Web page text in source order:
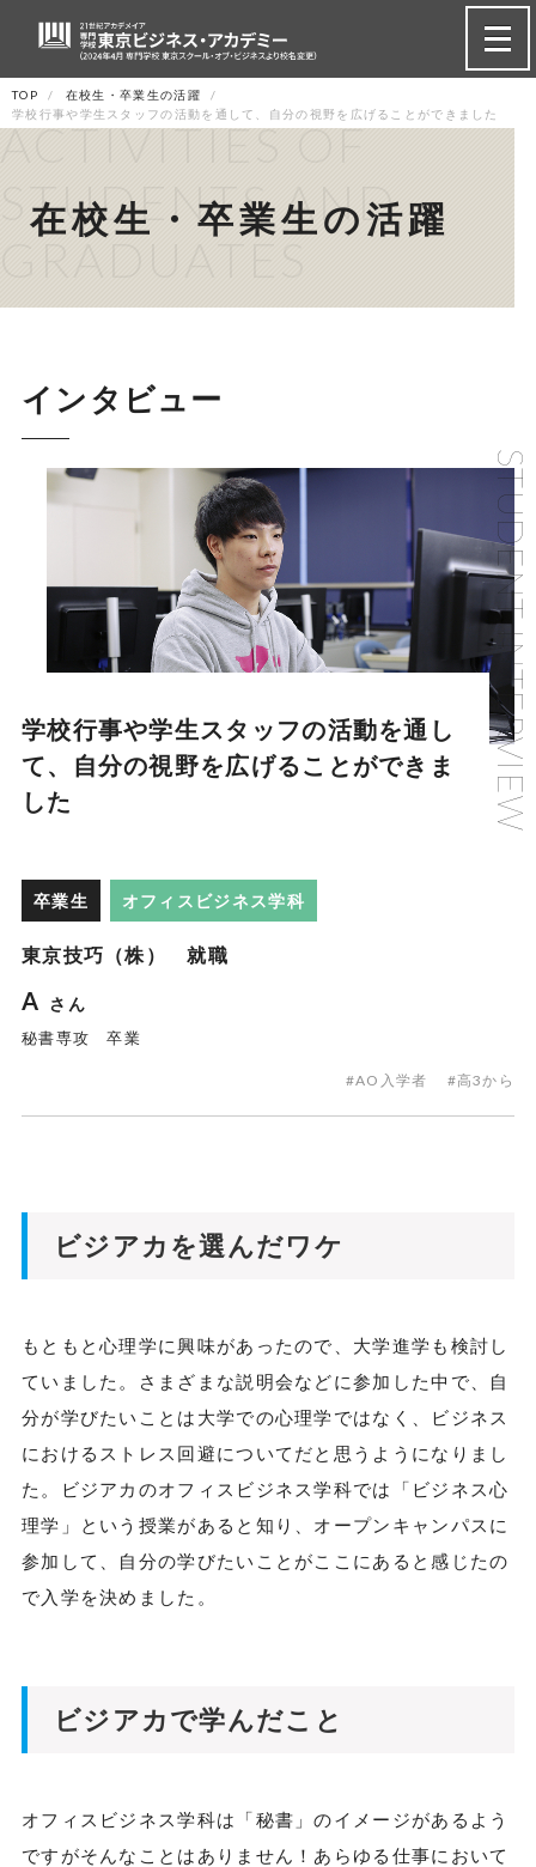
TOP
在校生・卒業生の活躍
学校行事や学生スタッフの活動を通して、自分の視野を広げることができました
ACTIVITIES OF
STUDENTS AND
在校生・卒業生の活躍
インタビュー
学校行事や学生スタッフの活動を通し
て、自分の視野を広げることができま
した
卒業生 オフィスビジネス学科
東京技巧（株） 就職
A さん
秘書専攻 卒業
#AO入学者 #高3から
ビジアカを選んだワケ
もともと心理学に興味があったので、大学進学も検討し
ていました。さまざまな説明会などに参加した中で、自
分が学びたいことは大学での心理学ではなく、ビジネス
におけるストレス回避についてだと思うようになりまし
た。ビジアカのオフィスビジネス学科では「ビジネス心
理学」という授業があると知り、オープンキャンパスに
参加して、自分の学びたいことがここにあると感じたの
で入学を決めました。
ビジアカで学んだこと
オフィスビジネス学科は「秘書」のイメージがあるよう
ですがそんなことはありません！あらゆる仕事において